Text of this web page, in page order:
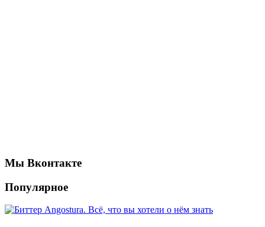
Мы Вконтакте
Популярное